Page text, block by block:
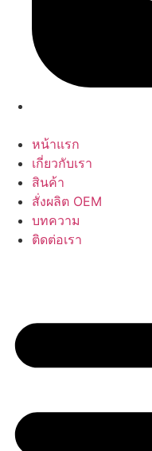
หน้าแรก
เกี่ยวกับเรา
สินค้า
สั่งผลิต OEM
บทความ
ติดต่อเรา